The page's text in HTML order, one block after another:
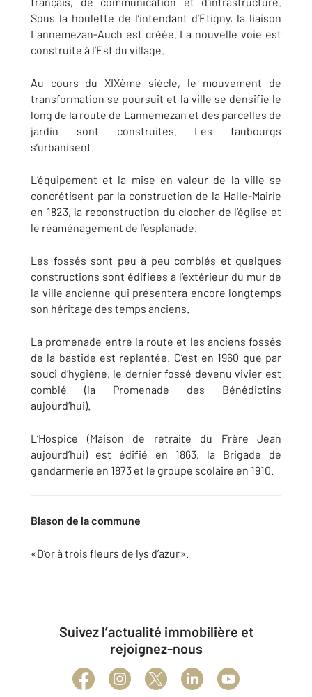
Sous la houlette de l’intendant d’Etigny, la liaison
Lannemezan-Auch est créée. La nouvelle voie est
construite à l’Est du village.
Au cours du XIXème siècle, le mouvement de
transformation se poursuit et la ville se densifie le
long de la route de Lannemezan et des parcelles de
jardin sont construites. Les faubourgs
s’urbanisent.
L’équipement et la mise en valeur de la ville se
concrétisent par la construction de la Halle-Mairie
en 1823, la reconstruction du clocher de l’église et
le réaménagement de l’esplanade.
Les fossés sont peu à peu comblés et quelques
constructions sont édifiées à l’extérieur du mur de
la ville ancienne qui présentera encore longtemps
son héritage des temps anciens.
La promenade entre la route et les anciens fossés
de la bastide est replantée. C’est en 1960 que par
souci d’hygiène, le dernier fossé devenu vivier est
comblé (la Promenade des Bénédictins
aujourd’hui).
L’Hospice (Maison de retraite du Frère Jean
aujourd’hui) est édifié en 1863, la Brigade de
gendarmerie en 1873 et le groupe scolaire en 1910.
Blason de la commune
«D’or à trois fleurs de lys d’azur».
Suivez l’actualité immobilière et
rejoignez-nous